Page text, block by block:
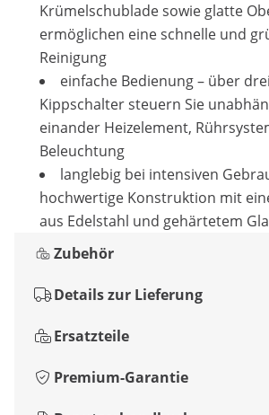
Krümelschublade sowie glatte
ermöglichen eine schnelle und
Reinigung
einfache Bedienung – über
Kippschalter steuern Sie
einander Heizelement,
Beleuchtung
langlebig bei intensiven
hochwertige Konstruktion mit
aus Edelstahl und gehärtetem
Zubehör
Details zur Lieferung
Ersatzteile
Premium-Garantie